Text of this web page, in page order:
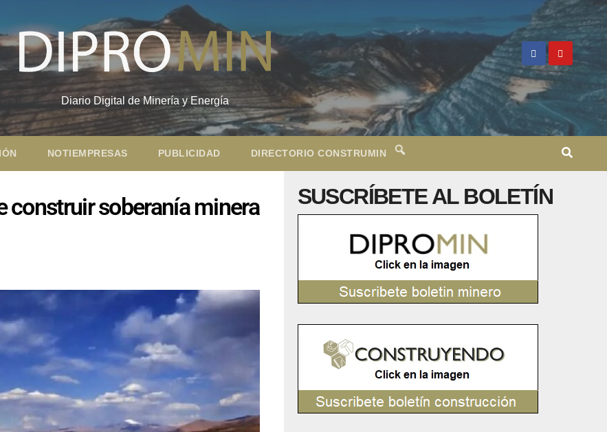
Diario Digital de Minería y Energía
NOTIEMPRESAS PUBLICIDAD DIRECTORIO CONSTRUMIN
construir soberanía minera
SUSCRÍBETE AL BOLETÍN